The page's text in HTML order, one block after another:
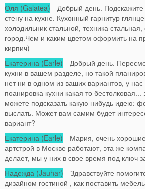
Оля (Galatea) Добрый день.
стену на кухне. Кухонный гарнитур
холодильник стальной, техника
город.Чем и каким цветом оформить на
кирпич)
Екатерина (Earle) Добрый день.
кухни в вашем разделе, но такой
нет ни в одном из ваших вариантов, у нас
поанировка кухни какая то
можете подсказать какую нибудь идею:
выслать. Может вам самим будет
вариант?
Екатерина (Earle) Мария, очень
артстрой в Москве работают, эта же
делает, мы у них в свое время под ключ
Надежда (Jauhar) Здравствуйте
дизайном гостиной , как поставить